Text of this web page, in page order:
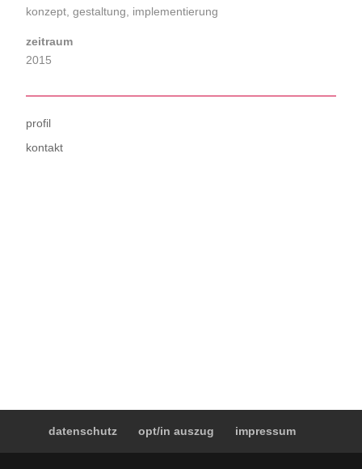
konzept, gestaltung, implementierung
zeitraum
2015
profil
kontakt
datenschutz opt/in auszug impressum